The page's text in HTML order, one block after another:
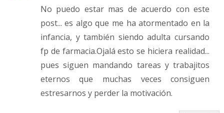
No puedo estar mas de acuerdo con este
post... es algo que me ha atormentado en la
infancia, y también siendo adulta cursando
fp de farmacia.Ojalá esto se hiciera realidad...
pues siguen mandando tareas y trabajitos
eternos que muchas veces consiguen
estresarnos y perder la motivación.